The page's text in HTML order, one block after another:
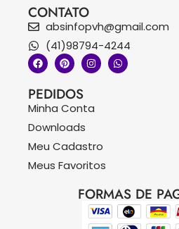
CONTATO
absinfopvh@gmail.com
(41)98794-4244
PEDIDOS
Minha Conta
Downloads
Meu Cadastro
Meus Favoritos
FORMAS DE